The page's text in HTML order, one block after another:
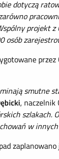
dotyczą
projekt
osób
smutne
, naczelnik
w
zaplanowano